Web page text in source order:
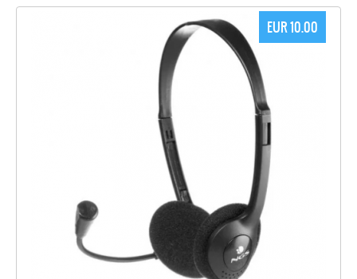
EUR 10.00